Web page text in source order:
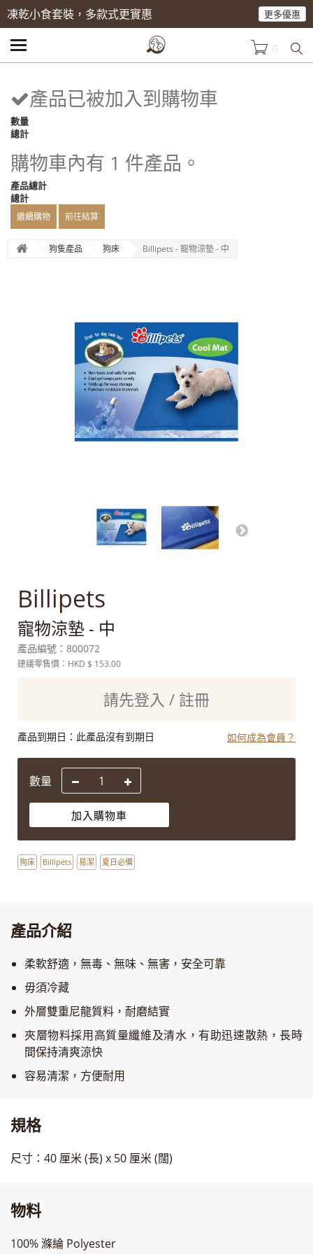
凍乾小食套裝，多款式更實惠 更多優惠
0
產品已被加入到購物車
數量
總計
購物車內有 1 件產品。
產品總計
總計
繼續購物 前往結算
狗隻產品 狗床 Billipets - 寵物涼墊 - 中
Billipets
寵物涼墊 - 中
產品編號： 800072
建議零售價：HKD $ 153.00
請先登入 / 註冊
產品到期日： 此產品沒有到期日 如何成為會員？
數量
加入購物車
狗床 Billipets 易潔 夏日必備
產品介紹
柔軟舒適，無毒、無味、無害，安全可靠
毋須冷藏
外層雙重尼龍質料，耐磨結實
夾層物料採用高質量纖維及清水，有助迅速散熱，長時
間保持清爽涼快
容易清潔，方便耐用
規格
尺寸：40 厘米 (長) x 50 厘米 (闊)
物料
100% 滌綸 Polyester